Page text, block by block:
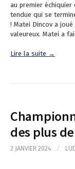
au premier
tendue qui se
! Matei Dincov a
valeureux. Matei a
Lire la suite →
des plus
2 JANVIER 2024 /